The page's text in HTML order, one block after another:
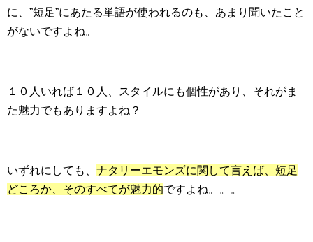
に、”短足”にあたる単語が使われるのも、あまり聞いたこと
がないですよね。
１０人いれば１０人、スタイルにも個性があり、それがま
た魅力でもありますよね？
いずれにしても、 ナタリーエモンズに関して言えば、短足
どころか、そのすべてが魅力的ですよね。。。